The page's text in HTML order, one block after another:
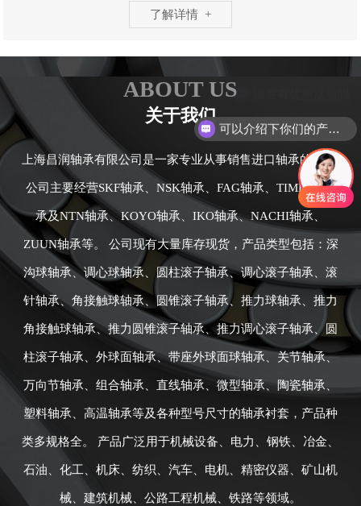
了解详情 +
ABOUT US
关于我们
上海昌润轴承有限公司是一家专业从事销售进口轴承的公司,
公司主要经营SKF轴承、NSK轴承、FAG轴承、TIMKEN轴
承及NTN轴承、KOYO轴承、IKO轴承、NACHI轴承、
ZUUN轴承等。 公司现有大量库存现货，产品类型包括：深
沟球轴承、调心球轴承、圆柱滚子轴承、调心滚子轴承、滚
针轴承、角接触球轴承、圆锥滚子轴承、推力球轴承、推力
角接触球轴承、推力圆锥滚子轴承、推力调心滚子轴承、圆
柱滚子轴承、外球面轴承、带座外球面球轴承、关节轴承、
万向节轴承、组合轴承、直线轴承、微型轴承、陶瓷轴承、
塑料轴承、高温轴承等及各种型号尺寸的轴承衬套，产品种
类多规格全。 产品广泛用于机械设备、电力、钢铁、冶金、
石油、化工、机床、纺织、汽车、电机、精密仪器、矿山机
械、建筑机械、公路工程机械、铁路等领域。
可以介绍下你们的产品么